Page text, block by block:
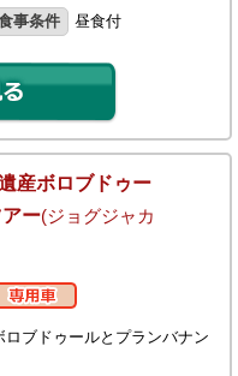
事条件 昼食付
産ボロブドゥー
ー(ジョグジャカ